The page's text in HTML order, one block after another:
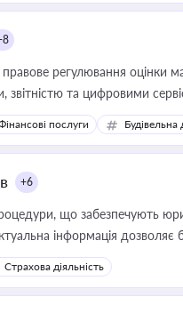
регулювання оцінки
звітністю та цифровими
для власника бізнесу,
майна, корпоративних
послуги Будівельна
+6
що забезпечують
інформація
їх належне
Страхова діяльність